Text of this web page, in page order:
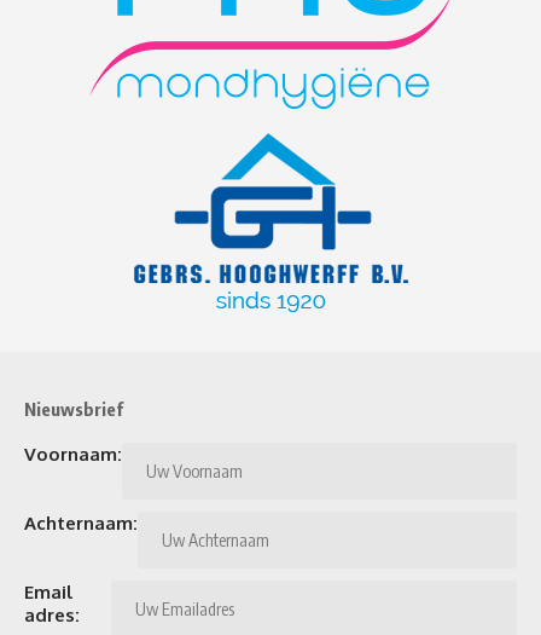
Nieuwsbrief
Voornaam:
Achternaam:
Email
adres: